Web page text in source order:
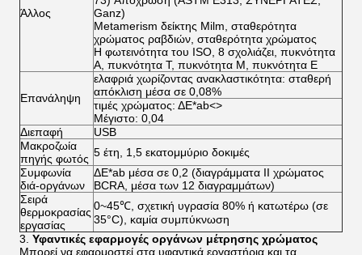
Άλλος
Ganz)
Metamerism δείκτης Milm, σταθερότητα
χρώματος ραβδιών, σταθερότητα χρώματος
Η φωτεινότητα του ISO, 8 σχολιάζει, πυκνότητα
Α, πυκνότητα Τ, πυκνότητα Μ, πυκνότητα Ε
Επανάληψη
ελαφριά χωρίζοντας ανακλαστικότητα: σταθερή
απόκλιση μέσα σε 0,08%
τιμές χρώματος: ΔE*ab<>
Μέγιστο: 0,04
Διεπαφή
USB
Μακροζωία
πηγής φωτός 5 έτη, 1,5 εκατομμύριο δοκιμές
Συμφωνία
διά-οργάνων
ΔE*ab μέσα σε 0,2 (διαγράμματα ΙΙ χρώματος
BCRA, μέσα των 12 διαγραμμάτων)
Σειρά
θερμοκρασίας
εργασίας
0~45℃, σχετική υγρασία 80% ή κατωτέρω (σε
35°C), καμία συμπύκνωση
3. Υφαντικές εφαρμογές οργάνων μέτρησης χρώματος
Μπορεί να εφαρμοστεί στα υφαντικά εργαστήρια και τα